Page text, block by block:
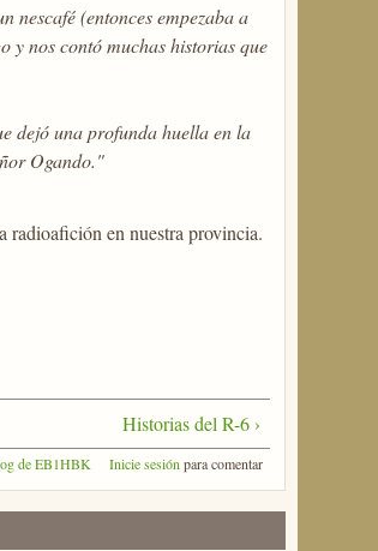
nescafé (entonces empezaba a
y nos contó muchas historias que
dejó una profunda huella en la
Ogando."
radioafición en nuestra provincia.
Historias del R-6 ›
de EB1HBK Inicie sesión para comentar